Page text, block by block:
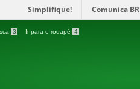
Simplifique! Comunica BR
3 Ir para o rodapé 4